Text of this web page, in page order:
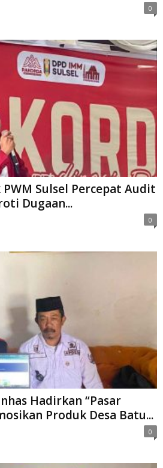
0
Sulsel Percepat Audit
Dugaan...
0
Hadirkan “Pasar
Produk Desa Batu...
0